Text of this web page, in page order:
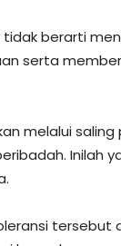
tidak berarti
serta
melalui
Inilah